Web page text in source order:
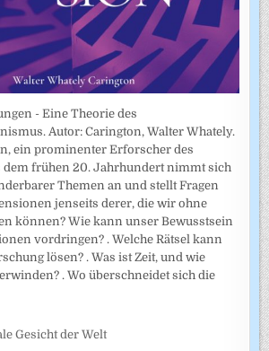
- Eine Theorie des
Autor: Carington, Walter Whately.
ein prominenter Erforscher des
dem frühen 20. Jahrhundert nimmt sich
Themen an und stellt Fragen
jenseits derer, die wir ohne
können? Wie kann unser Bewusstsein
vordringen? . Welche Rätsel kann
lösen? . Was ist Zeit, und wie
. Wo überschneidet sich die
Gesicht der Welt